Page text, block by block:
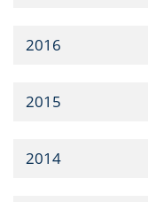
2016
2015
2014